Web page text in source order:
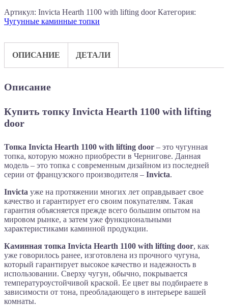
Артикул: Invicta Hearth 1100 with lifting door Категория:
Чугунные каминные топки
ОПИСАНИЕ ДЕТАЛИ
Описание
Купить топку Invicta Hearth 1100 with lifting
door
Топка Invicta Hearth 1100 with lifting door – это чугунная
топка, которую можно приобрести в Чернигове. Данная
модель – это топка с современным дизайном из последней
серии от французского производителя – Invicta.
Invicta уже на протяжении многих лет оправдывает свое
качество и гарантирует его своим покупателям. Такая
гарантия объясняется прежде всего большим опытом на
мировом рынке, а затем уже функциональными
характеристиками каминной продукции.
Каминная топка Invicta Hearth 1100 with lifting door, как
уже говорилось ранее, изготовлена из прочного чугуна,
который гарантирует высокое качество и надежность в
использовании. Сверху чугун, обычно, покрывается
температуроустойчивой краской. Ее цвет вы подбираете в
зависимости от тона, преобладающего в интерьере вашей
комнаты.